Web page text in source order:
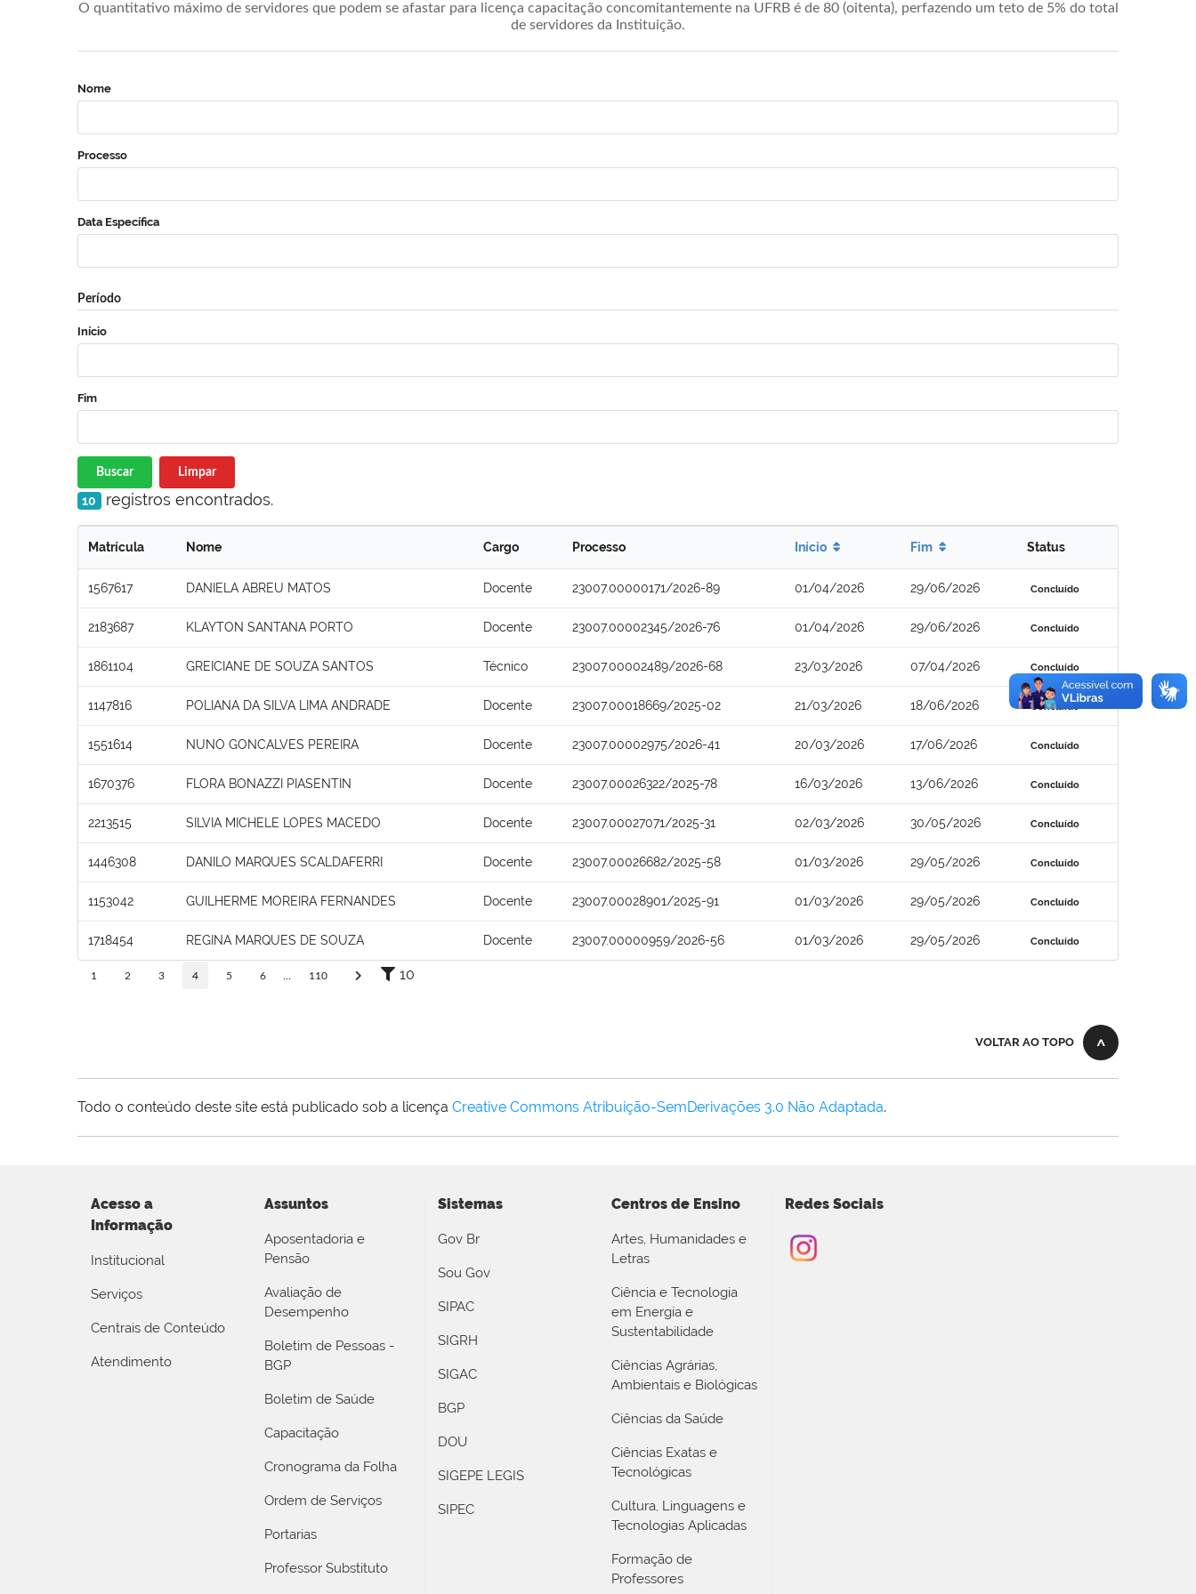
O quantitativo máximo de servidores que podem se afastar para licença capacitação concomitantemente na UFRB é de 80 (oitenta), perfazendo um teto de 5% do total
de servidores da Instituição.
Nome
Processo
Data Específica
Período
Início
Fim
Buscar Limpar
10 registros encontrados.
Matrícula Nome Cargo Processo Início Fim Status
1567617 DANIELA ABREU MATOS Docente 23007.00000171/2026-89 01/04/2026 29/06/2026 Concluído
2183687 KLAYTON SANTANA PORTO Docente 23007.00002345/2026-76 01/04/2026 29/06/2026 Concluído
1861104 GREICIANE DE SOUZA SANTOS Técnico 23007.00002489/2026-68 23/03/2026 07/04/2026 Concluído
1147816 POLIANA DA SILVA LIMA ANDRADE Docente 23007.00018669/2025-02 21/03/2026 18/06/2026 Concluído
1551614 NUNO GONCALVES PEREIRA Docente 23007.00002975/2026-41 20/03/2026 17/06/2026 Concluído
1670376 FLORA BONAZZI PIASENTIN Docente 23007.00026322/2025-78 16/03/2026 13/06/2026 Concluído
2213515 SILVIA MICHELE LOPES MACEDO Docente 23007.00027071/2025-31 02/03/2026 30/05/2026 Concluído
1446308 DANILO MARQUES SCALDAFERRI Docente 23007.00026682/2025-58 01/03/2026 29/05/2026 Concluído
1153042 GUILHERME MOREIRA FERNANDES Docente 23007.00028901/2025-91 01/03/2026 29/05/2026 Concluído
1718454 REGINA MARQUES DE SOUZA Docente 23007.00000959/2026-56 01/03/2026 29/05/2026 Concluído
1 2 3 4 5 6 110 10
VOLTAR AO TOPO
Todo o conteúdo deste site está publicado sob a licença Creative Commons Atribuição-SemDerivações 3.0 Não Adaptada.
Acesso a
Informação
Institucional
Serviços
Centrais de Conteúdo
Atendimento
Assuntos
Aposentadoria e
Pensão
Avaliação de
Desempenho
Boletim de Pessoas -
BGP
Boletim de Saúde
Capacitação
Cronograma da Folha
Ordem de Serviços
Portarias
Professor Substituto
Sistemas
Gov Br
Sou Gov
SIPAC
SIGRH
SIGAC
BGP
DOU
SIGEPE LEGIS
SIPEC
Centros de Ensino
Artes, Humanidades e
Letras
Ciência e Tecnologia
em Energia e
Sustentabilidade
Ciências Agrárias,
Ambientais e Biológicas
Ciências da Saúde
Ciências Exatas e
Tecnológicas
Cultura, Linguagens e
Tecnologias Aplicadas
Formação de
Professores
Redes Sociais